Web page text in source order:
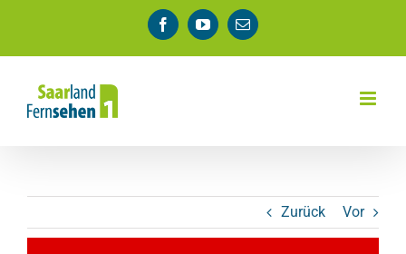
springen
FacebookYouTube
E-
Mail
Zurück Vor